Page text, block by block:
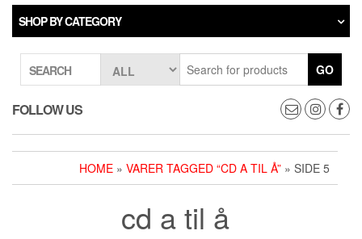
SHOP BY CATEGORY
SEARCH GO
FOLLOW US
HOME » VARER TAGGED “CD A TIL Å” » SIDE 5
cd a til å